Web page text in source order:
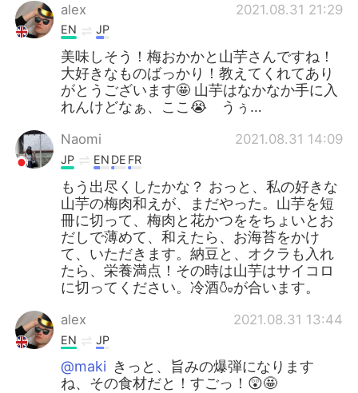
alex
2021.08.31 21:29
EN JP
美味しそう！梅おかかと山芋さんですね！
大好きなものばっかり！教えてくれてあり
がとうございます🤩 山芋はなかなか手に入
れんけどなぁ、ここ😭 うぅ…
Naomi 2021.08.31 14:09
JP EN DE FR
もう出尽くしたかな？ おっと、私の好きな
山芋の梅肉和えが、まだやった。山芋を短
冊に切って、梅肉と花かつををちょいとお
だしで薄めて、和えたら、お海苔をかけ
て、いただきます。納豆と、オクラも入れ
たら、栄養満点！その時は山芋はサイコロ
に切ってください。冷酒🍶が合います。
alex 2021.08.31 13:44
EN JP
@maki きっと、旨みの爆弾になります
ね、その食材だと！すごっ！😲🤩